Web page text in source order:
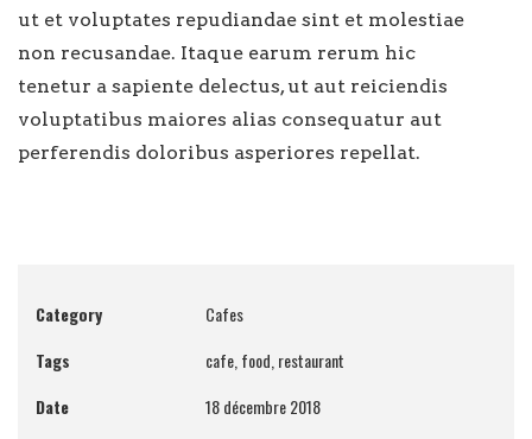
ut et voluptates repudiandae sint et molestiae
non recusandae. Itaque earum rerum hic
tenetur a sapiente delectus, ut aut reiciendis
voluptatibus maiores alias consequatur aut
perferendis doloribus asperiores repellat.
Category
Cafes
Tags
cafe, food, restaurant
Date
18 décembre 2018